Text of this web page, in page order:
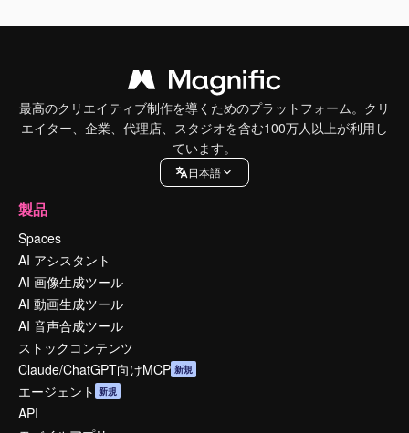
最高のクリエイティブ制作を導くためのプラットフォーム。クリ
エイター、企業、代理店、スタジオを含む100万人以上が利用し
ています。
日本語
製品
Spaces
AI アシスタント
AI 画像生成ツール
AI 動画生成ツール
AI 音声合成ツール
ストックコンテンツ
Claude/ChatGPT向けMCP 新規
エージェント 新規
API